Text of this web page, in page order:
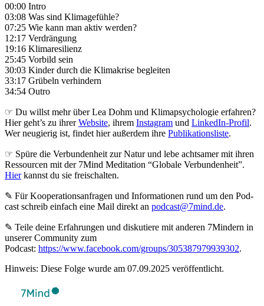
00:00 Intro
03:08 Was sind Klimagefühle?
07:25 Wie kann man aktiv werden?
12:17 Verdrängung
19:16 Klimaresilienz
25:45 Vorbild sein
30:03 Kinder durch die Klimakrise begleiten
33:17 Grübeln verhindern
34:54 Outro
☞ Du willst mehr über Lea Dohm und Klimapsychologie erfahren?
Hier geht’s zu ihrerWebsite, ihrem Instagram und LinkedIn-Profil.
Wer neugierig ist, findet hier außerdem ihre Publikationsliste.
☞ Spüre die Verbundenheit zur Natur und lebe achtsamer mit ihren
Ressourcen mit der 7Mind Meditation “Globale Verbundenheit”.
Hierkannst du sie freischalten.
✎ Für Koope­ra­ti­ons­an­fra­gen und Infor­ma­tio­nen rund um den Pod­
cast schreib ein­fach eine Mail direkt an podcast@7mind.de.
✎ Teile deine Erfahrungen und diskutiere mit anderen 7Mindern in
unserer Community zum
Podcast: https://www.facebook.com/groups/305387979939302.
Hinweis: Diese Folge wurde am 07.09.2025 veröffentlicht.